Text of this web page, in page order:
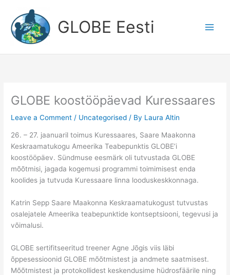
content
GLOBE Eesti
GLOBE koostööpäevad Kuressaares
Leave a Comment / Uncategorised / By Laura Altin
26. – 27. jaanuaril toimus Kuressaares, Saare Maakonna
Keskraamatukogu Ameerika Teabepunktis GLOBE’i
koostööpäev. Sündmuse eesmärk oli tutvustada GLOBE
mõõtmisi, jagada kogemusi programmi toimimisest enda
koolides ja tutvuda Kuressaare linna looduskeskkonnaga.
Katrin Sepp Saare Maakonna Keskraamatukogust tutvustas
osalejatele Ameerika teabepunktide kontseptsiooni, tegevusi ja
võimalusi.
GLOBE sertifitseeritud treener Agne Jõgis viis läbi
õppesessioonid GLOBE mõõtmistest ja andmete saatmisest.
Mõõtmistest ja protokollidest keskendusime hüdrosfäärile ning